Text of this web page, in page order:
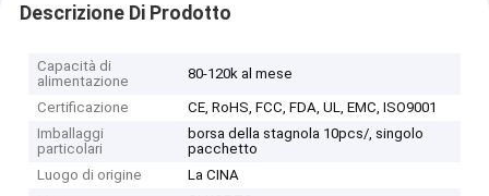
Descrizione Di Prodotto
Capacità di
alimentazione
80-120k al mese
Certificazione
CE, RoHS, FCC, FDA, UL, EMC, ISO9001
Imballaggi
particolari
borsa della stagnola 10pcs/, singolo
pacchetto
Luogo di origine
La CINA